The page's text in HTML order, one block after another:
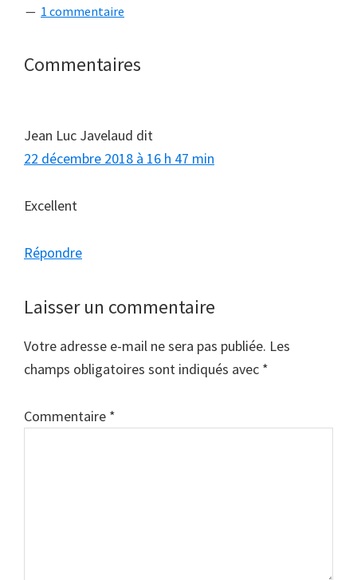
1 commentaire
Interactions
Commentaires
Jean Luc Javelaud dit
22 décembre 2018 à 16 h 47 min
Excellent
Répondre
Laisser un commentaire
Votre adresse e-mail ne sera pas publiée. Les
champs obligatoires sont indiqués avec *
Commentaire *